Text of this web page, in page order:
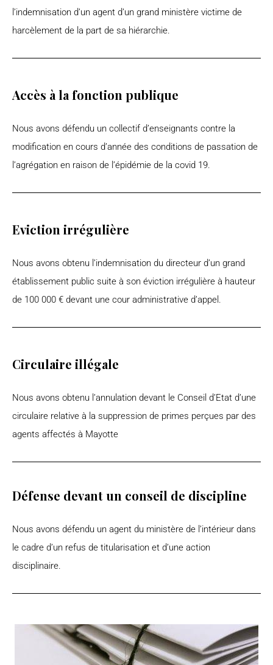
l’indemnisation d’un agent d’un grand ministère victime de
harcèlement de la part de sa hiérarchie.
Accès à la fonction publique
Nous avons défendu un collectif d’enseignants contre la
modification en cours d’année des conditions de passation de
l’agrégation en raison de l’épidémie de la covid 19.
Eviction irrégulière
Nous avons obtenu l’indemnisation du directeur d’un grand
établissement public suite à son éviction irrégulière à hauteur
de 100 000 € devant une cour administrative d’appel.
Circulaire illégale
Nous avons obtenu l’annulation devant le Conseil d’Etat d’une
circulaire relative à la suppression de primes perçues par des
agents affectés à Mayotte
Défense devant un conseil de discipline
Nous avons défendu un agent du ministère de l’intérieur dans
le cadre d’un refus de titularisation et d’une action
disciplinaire.